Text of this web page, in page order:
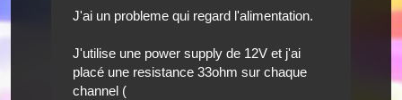
J'ai un probleme qui regard l'alimentation.
J'utilise une power supply de 12V et j'ai
placé une resistance 33ohm sur chaque
channel (